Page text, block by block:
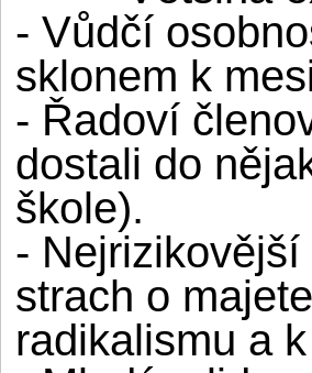
- Vůdčí
sklonem k
- Řadoví
dostali do
škole).
-
strach o
radikalismu a